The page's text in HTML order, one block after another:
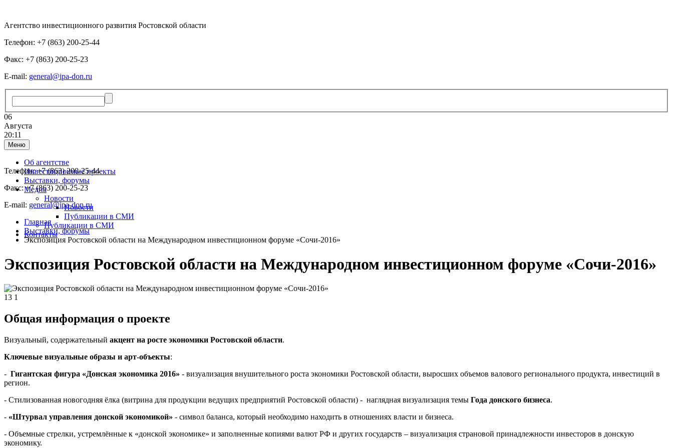
Агентство инвестиционного развития Ростовской области
Телефон: +7 (863) 200-25-44
Факс: +7 (863) 200-25-23
E-mail: general@ipa-don.ru
06
Августа
20:11
Меню
Об агентстве
Инвестиционные проекты
Выставки, форумы
Медиа
Новости
Новости
Публикации в СМИ
Публикации в СМИ
Контакты
Телефон: +7 (863) 200-25-44
Факс: +7 (863) 200-25-23
E-mail: general@ipa-don.ru
Главная
Выставки, форумы
Экспозиция Ростовской области на Международном инвестиционном форуме «Сочи-2016»
Экспозиция Ростовской области на Международном инвестиционном форуме «Сочи-2016»
13 1
Общая информация о проекте
Визуальный, содержательный акцент на росте экономики Ростовской области.
Ключевые визуальные образы и арт-объекты:
- Гигантская фигура «Донская экономика 2016» - визуализация внушительного роста экономики Ростовской области, выросших объемов валового регионального продукта, инвестиций в
регион.
- Стилизованная новогодняя ёлка (витрина для продукции ведущих предприятий Ростовской области) - наглядная визуализация темы Года донского бизнеса.
- «Штурвал управления донской экономикой» - символ баланса, который необходимо находить в отношениях власти и бизнеса.
- Объемные стрелки, устремлённые к «донской экономике» и заполненные копиями валют РФ и других государств – визуализация страновой принадлежности инвесторов в донскую
экономику.